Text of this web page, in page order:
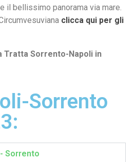
il bellissimo panorama via mare.
clicca qui per gli
Tratta Sorrento-Napoli in
Sorrento
Sorrento